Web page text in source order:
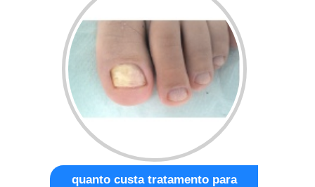
quanto custa tratamento para